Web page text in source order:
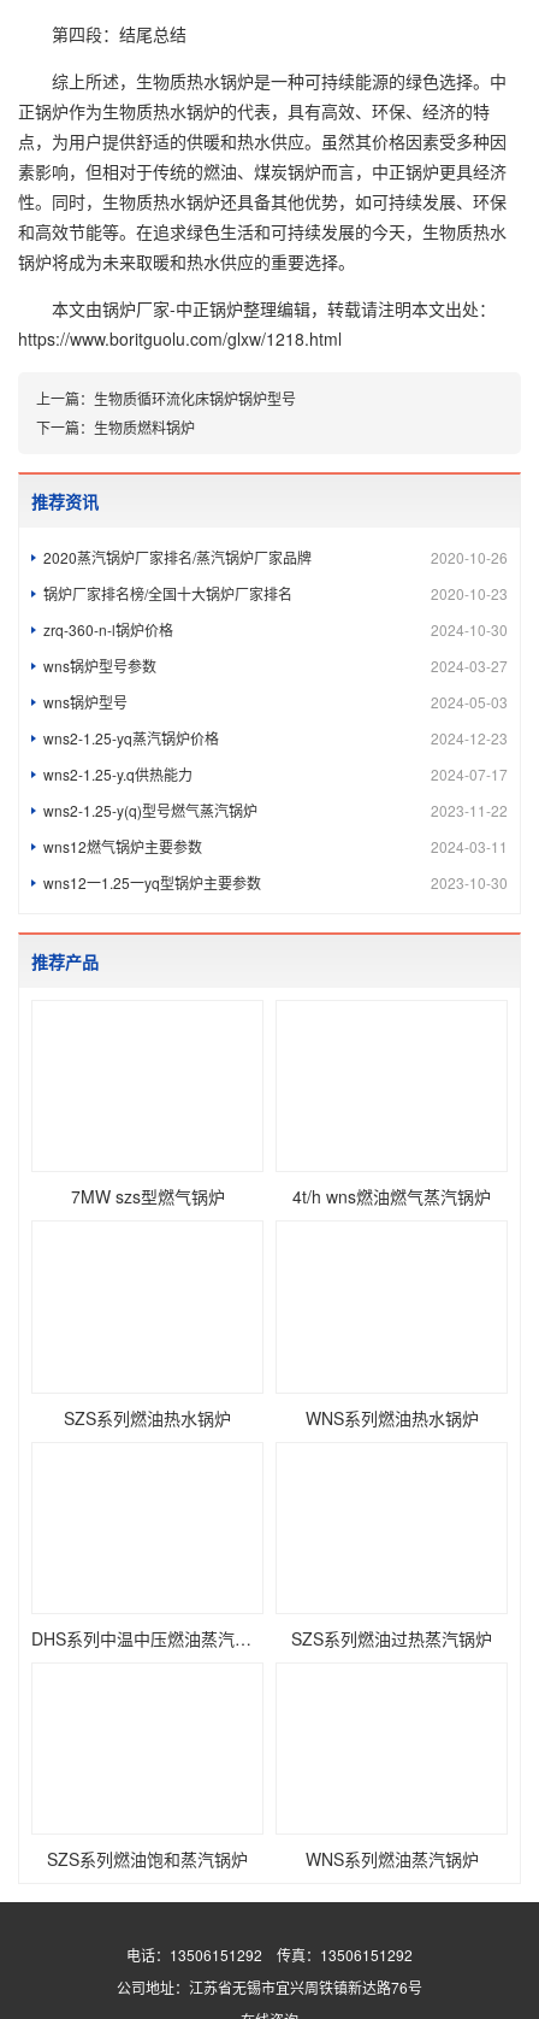
第四段：结尾总结
综上所述，生物质热水锅炉是一种可持续能源的绿色选择。中
正锅炉作为生物质热水锅炉的代表，具有高效、环保、经济的特
点，为用户提供舒适的供暖和热水供应。虽然其价格因素受多种因
素影响，但相对于传统的燃油、煤炭锅炉而言，中正锅炉更具经济
性。同时，生物质热水锅炉还具备其他优势，如可持续发展、环保
和高效节能等。在追求绿色生活和可持续发展的今天，生物质热水
锅炉将成为未来取暖和热水供应的重要选择。
本文由锅炉厂家-中正锅炉整理编辑，转载请注明本文出处：
https://www.boritguolu.com/glxw/1218.html
上一篇： 生物质循环流化床锅炉锅炉型号
下一篇： 生物质燃料锅炉
推荐资讯
2020-10-26
2020蒸汽锅炉厂家排名/蒸汽锅炉厂家品牌
2020-10-23
锅炉厂家排名榜/全国十大锅炉厂家排名
2024-10-30
zrq-360-n-l锅炉价格
2024-03-27
wns锅炉型号参数
2024-05-03
wns锅炉型号
2024-12-23
wns2-1.25-yq蒸汽锅炉价格
2024-07-17
wns2-1.25-y.q供热能力
2023-11-22
wns2-1.25-y(q)型号燃气蒸汽锅炉
2024-03-11
wns12燃气锅炉主要参数
2023-10-30
wns12一1.25一yq型锅炉主要参数
推荐产品
7MW szs型燃气锅炉 4t/h wns燃油燃气蒸汽锅炉
SZS系列燃油热水锅炉 WNS系列燃油热水锅炉
DHS系列中温中压燃油蒸汽锅炉 SZS系列燃油过热蒸汽锅炉
SZS系列燃油饱和蒸汽锅炉 WNS系列燃油蒸汽锅炉
电话：13506151292 传真：13506151292
公司地址：江苏省无锡市宜兴周铁镇新达路76号